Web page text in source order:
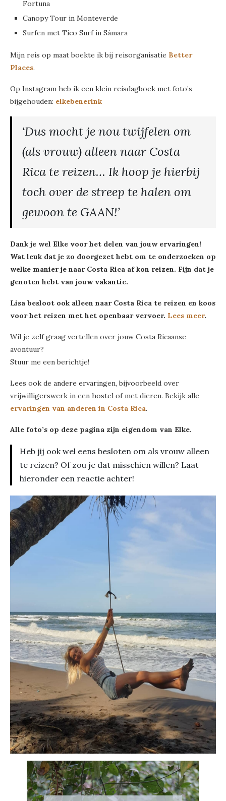
Fortuna
Canopy Tour in Monteverde
Surfen met Tico Surf in Sámara
Mijn reis op maat boekte ik bij reisorganisatie Better
Places.
Op Instagram heb ik een klein reisdagboek met foto’s
bijgehouden: elkebenerink
‘Dus mocht je nou twijfelen om
(als vrouw) alleen naar Costa
Rica te reizen… Ik hoop je hierbij
toch over de streep te halen om
gewoon te GAAN!’
Dank je wel Elke voor het delen van jouw ervaringen!
Wat leuk dat je zo doorgezet hebt om te onderzoeken op
welke manier je naar Costa Rica af kon reizen. Fijn dat je
genoten hebt van jouw vakantie.
Lisa besloot ook alleen naar Costa Rica te reizen en koos
voor het reizen met het openbaar vervoer. Lees meer.
Wil je zelf graag vertellen over jouw Costa Ricaanse
avontuur?
Stuur me een berichtje!
Lees ook de andere ervaringen, bijvoorbeeld over
vrijwilligerswerk in een hostel of met dieren. Bekijk alle
ervaringen van anderen in Costa Rica.
Alle foto’s op deze pagina zijn eigendom van Elke.
Heb jij ook wel eens besloten om als vrouw alleen
te reizen? Of zou je dat misschien willen? Laat
hieronder een reactie achter!